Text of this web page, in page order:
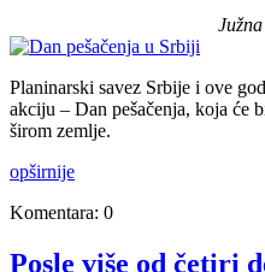
Planinarski savez Srbije i ove
akciju – Dan pešačenja, koja će
širom zemlje.
opširnije
Komentara: 0
Posle više od četiri